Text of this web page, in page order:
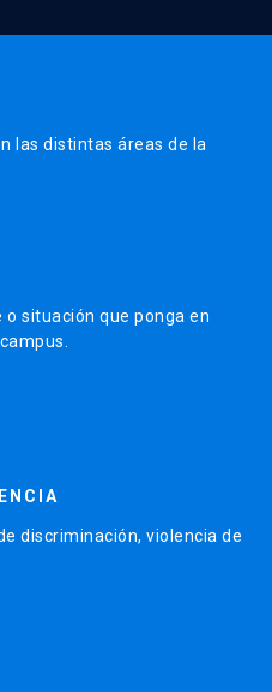
las distintas áreas de la
situación que ponga en
discriminación, violencia de